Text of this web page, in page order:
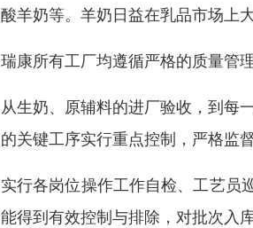
酸羊奶等。羊奶日益在乳品市场上大
瑞康所有工厂均遵循严格的质量管理
从生奶、原辅料的进厂验收，到每
的关键工序实行重点控制，严格监
实行各岗位操作工作自检、工艺员
能得到有效控制与排除，对批次入